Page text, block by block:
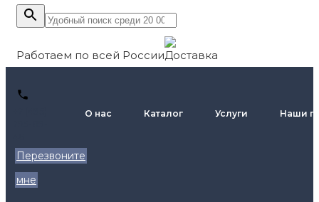
Работаем по всей России
Перезвоните
мне
О нас Каталог Услуги Наши